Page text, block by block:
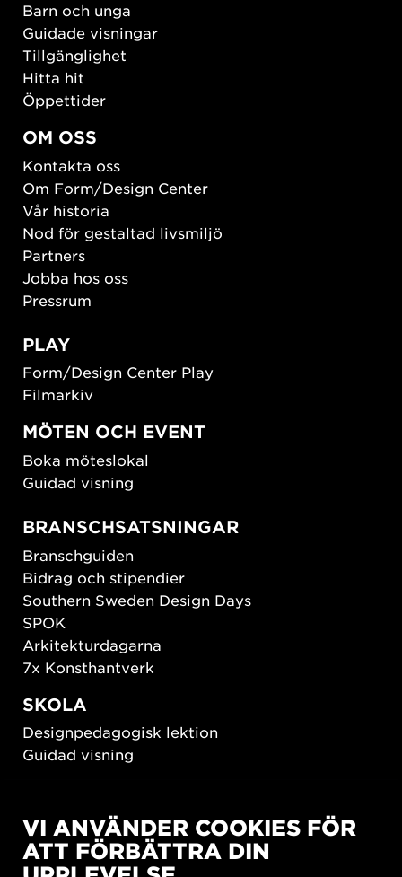
Barn och unga
Guidade visningar
Tillgänglighet
Hitta hit
Öppettider
OM OSS
Kontakta oss
Om Form/Design Center
Vår historia
Nod för gestaltad livsmiljö
Partners
Jobba hos oss
Pressrum
PLAY
Form/Design Center Play
Filmarkiv
MÖTEN OCH EVENT
Boka möteslokal
Guidad visning
BRANSCHSATSNINGAR
Branschguiden
Bidrag och stipendier
Southern Sweden Design Days
SPOK
Arkitekturdagarna
7x Konsthantverk
SKOLA
Designpedagogisk lektion
Guidad visning
New European Bauhaus
SUSTAINORDIC
Share Future Living
VI ANVÄNDER COOKIES FÖR
ATT FÖRBÄTTRA DIN